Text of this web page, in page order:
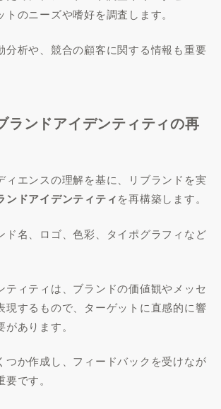
トのニーズや嗜好を調査します。
分析や、競合の顧客に関する情報も重要
ランドアイデンティティの再
ィエンスの理解を基に、リブランドを実
ンドアイデンティティを再構築します。
ド名、ロゴ、色彩、タイポグラフィなど
ティティは、ブランドの価値観やメッセ
現するもので、ターゲットに直感的に響
あります。
つか作成し、フィードバックを受けなが
です。